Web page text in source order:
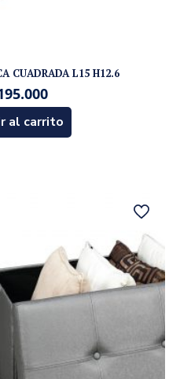
CUADRADA L15 H12.6
al carrito